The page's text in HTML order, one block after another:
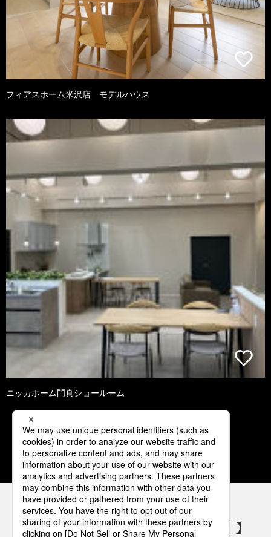
フィアスホーム米沢店 モデルハウス
ニッカホーム門真ショールーム
1 2 3 4 5
パナソニックの電気設備 SNSアカウント